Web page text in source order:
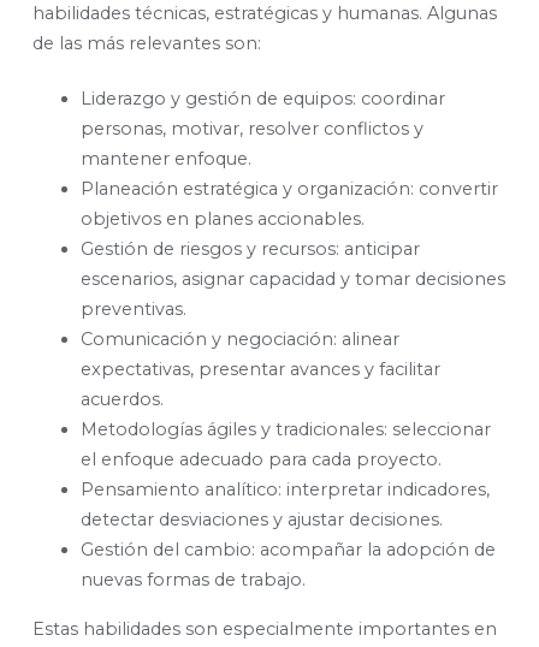
habilidades técnicas, estratégicas y humanas. Algunas
de las más relevantes son:
Liderazgo y gestión de equipos: coordinar
personas, motivar, resolver conflictos y
mantener enfoque.
Planeación estratégica y organización: convertir
objetivos en planes accionables.
Gestión de riesgos y recursos: anticipar
escenarios, asignar capacidad y tomar decisiones
preventivas.
Comunicación y negociación: alinear
expectativas, presentar avances y facilitar
acuerdos.
Metodologías ágiles y tradicionales: seleccionar
el enfoque adecuado para cada proyecto.
Pensamiento analítico: interpretar indicadores,
detectar desviaciones y ajustar decisiones.
Gestión del cambio: acompañar la adopción de
nuevas formas de trabajo.
Estas habilidades son especialmente importantes en